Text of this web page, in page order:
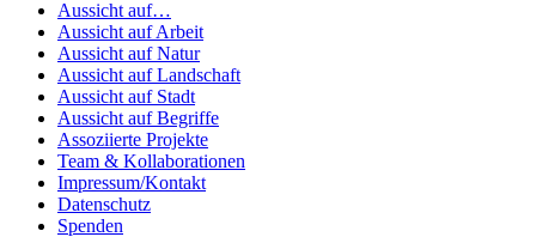
Aussicht auf…
Aussicht auf Arbeit
Aussicht auf Natur
Aussicht auf Landschaft
Aussicht auf Stadt
Aussicht auf Begriffe
Assoziierte Projekte
Team & Kollaborationen
Impressum/Kontakt
Datenschutz
Spenden